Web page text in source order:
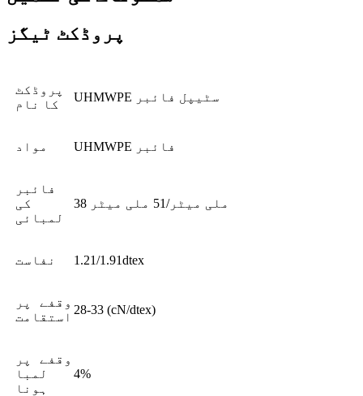
پروڈکٹ ٹیگز
پروڈکٹ
کا نام
UHMWPE سٹیپل فائبر
مواد UHMWPE فائبر
فائبر
کی
لمبائی
38 ملی میٹر/51 ملی میٹر
نفاست 1.21/1.91dtex
وقفے پر
استقامت
28-33 (cN/dtex)
وقفے پر
لمبا
ہونا
4%